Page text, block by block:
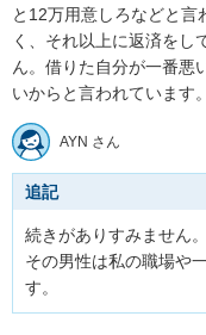
と12万用意しろなどと言
く、それ以上に返済をし
ん。借りた自分が一番悪
いからと言われています
AYN さん
追記
続きがありすみません。
その男性は私の職場や
す。